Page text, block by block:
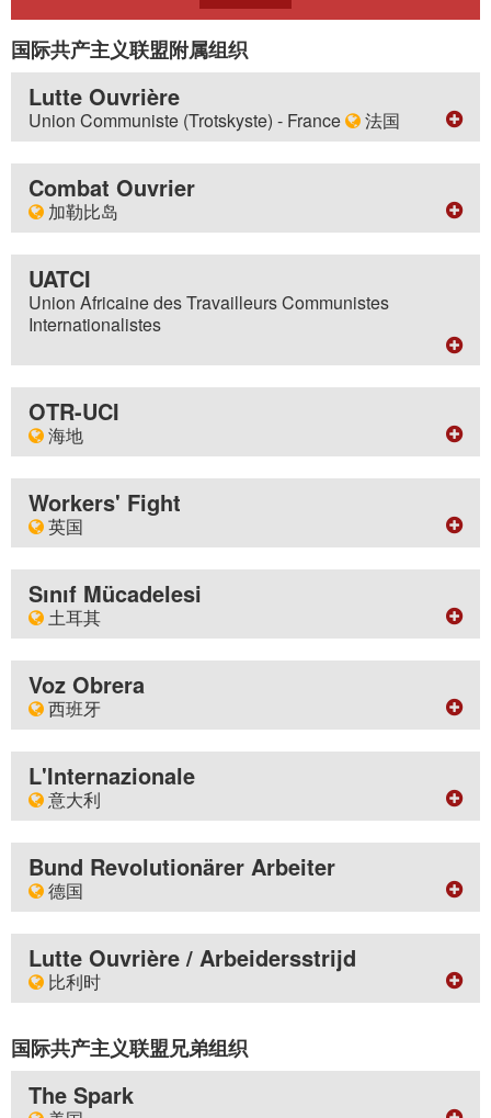
国际共产主义联盟附属组织
Lutte Ouvrière
Union Communiste (Trotskyste) - France
法国
地址
BP 20029 - 93501 PANTIN CEDEX - FRANCE
网站
http://www.lutte-ouvriere.org
电子邮件
contact lutte-ouvriere.org
周刊
Lutte Ouvrière
月刊
Lutte de Classe
小册子
非常规刊物
Autres textes en français
翻译
Translations into English
Documenti in italiano
Documentos en español
Mensual Lucha de Clase (1978-1980)
Ins Deutsche übersetzte Texte
Материалы на русском языке
Türkçe yayınlar
Mensual LDC trilingüe (1986 - 1993)
Τα έγγραφα στην ελληνική γλώσσα
النصوص باللغة العربية
文字中文
Combat Ouvrier
加勒比岛
地址
M. Philippe Anaïs - 1111 Rés Matéliane - l'aiguille -
97128 Goyave - Guadeloupe
BP 821 - 97258 Fort-de-France Cedex - Martinique
https://combat-ouvrier.com/
电子邮件
redaction
combat-ouvrier.net
半月刊
Combat Ouvrier
UATCI
Union Africaine des Travailleurs Communistes
Internationalistes
地址
PAT - BP 42 - 92114 Clichy Cedex - France
网站
http://www.uatci.org
月刊
Le pouvoir aux travailleurs
OTR-UCI
海地
地址
BP 2074 - Port-au-Prince - Haïti
电子邮件
vdtravailleurs yahoo.fr
月刊
La Voix des Travailleurs
Workers' Fight
英国
地址
BM Workers' Fight - London WC1N 3XX - Grande
Bretagne
电子邮件
contact w-fight.org
编者导语
Workers' Fight workplace bulletin editorials
季刊
Class Struggle
月刊
Workers' Fight monthly
小册子
Internationalist Communist Forum
非常规刊物
Other documents in English
Sınıf Mücadelesi
土耳其
地址
BM ICLC - London WC1N 3XX - Britain
网站
http://www.sinifmucadelesi.net
月刊
Sınıf Mücadelesi
Voz Obrera
西班牙
地址
Apartado de Correos 10210 - Sevilla - Espagne
网站
http://vozobrera.org
电子邮件
boletinvozobrera yahoo.es
Lucha de clase
月刊
Voz Obrera
L'Internazionale
意大利
地址
Ass. L'Internazionale - Viale Ippolito Nievo, 32 - 57100
Livorno - Italia
网站
http://www.linternazionale.it
电子邮件
l.internazionale
月刊
L'Internazionale
Bund Revolutionärer Arbeiter
德国
地址
Das rote Tuch - Postfach 10 08 02 - 45008 Essen -
Deutschland
网站
电子邮件
bund-revolutionaerer-arbeiter
Lutte Ouvrière / Arbeidersstrijd
比利时
BP 54, rue de la Clef, 7000 Mons, Belgique
BP 54, rue de la Clef, 7000 Mons, zonder andere
vermelding - Belgique
国际共产主义联盟兄弟组织
The Spark